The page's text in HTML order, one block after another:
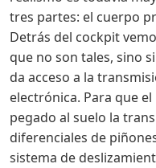
tres partes: el cuerpo
Detrás del cockpit
que no son tales, sino
da acceso a la
electrónica. Para que
pegado al suelo la
diferenciales de
sistema de